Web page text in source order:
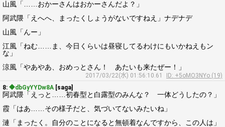
山風「……おかーさんはおかーさんだよ？」
阿武隈「えへへ、まったくしょうがないですねえ」ナデナデ
山風「んー」
江風「ねむ……ま、今日くらいは昼寝してるわけにもいかねえもン
な」
涼風「やあやあ、おめっとさん！ あたいも来たぜー！」
2017/03/22(水) 01:56:10.61
ID: +5oMO3NYo (19)
8: ◆dbGyYYDw8A [saga]
阿武隈「えっと……初春型と白露型のみんな？ 一体どうしたの？」
霞「はあ……その様子だと、気づいてないみたいね」
漣「まったく。自分のことになると無頓着なんですから、この人は」